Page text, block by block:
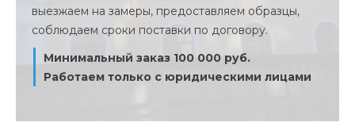
выезжаем на замеры, предоставляем образцы,
соблюдаем сроки поставки по договору.
Минимальный заказ 100 000 руб.
Работаем только с юридическими лицами